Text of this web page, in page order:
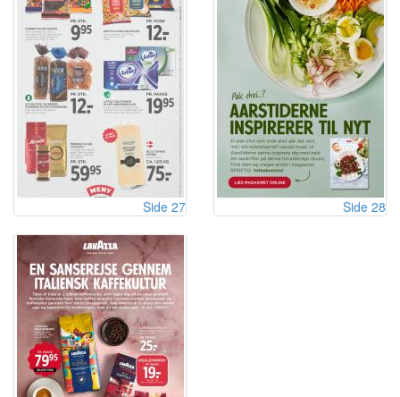
Side 27 Side 28